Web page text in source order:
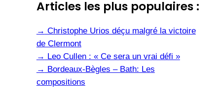
Articles les plus populaires :
→ Christophe Urios déçu malgré la victoire
de Clermont
→ Leo Cullen : « Ce sera un vrai défi »
→ Bordeaux-Bègles – Bath: Les
compositions